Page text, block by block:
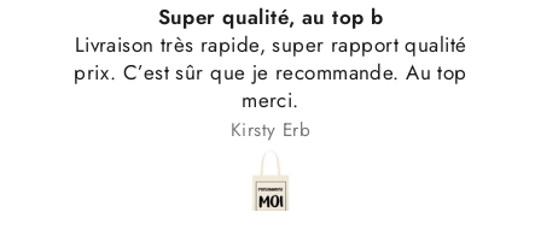
Super qualité, au top b
Livraison très rapide, super rapport qualité
prix. C’est sûr que je recommande. Au top
merci.
Kirsty Erb